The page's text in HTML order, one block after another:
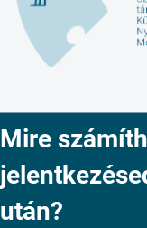
Mire
után?